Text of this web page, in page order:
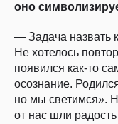
оно
— Задача назвать
Не хотелось
появился как-то
осознание.
но мы светимся».
от нас шли